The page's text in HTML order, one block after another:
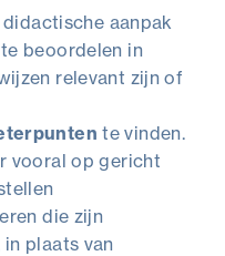
aanpak
beoordelen in
relevant zijn of
te vinden.
vooral op gericht
die zijn
plaats van